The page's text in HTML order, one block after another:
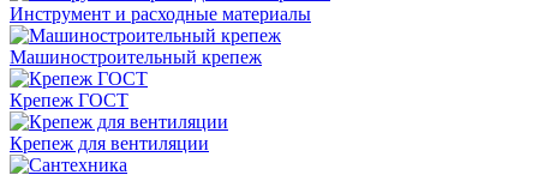
Инструмент и расходные материалы
Машиностроительный крепеж
Крепеж ГОСТ
Крепеж для вентиляции